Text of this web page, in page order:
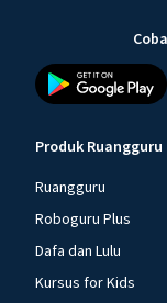
Produk Ruangguru
Ruangguru
Roboguru Plus
Dafa dan Lulu
Kursus for Kids